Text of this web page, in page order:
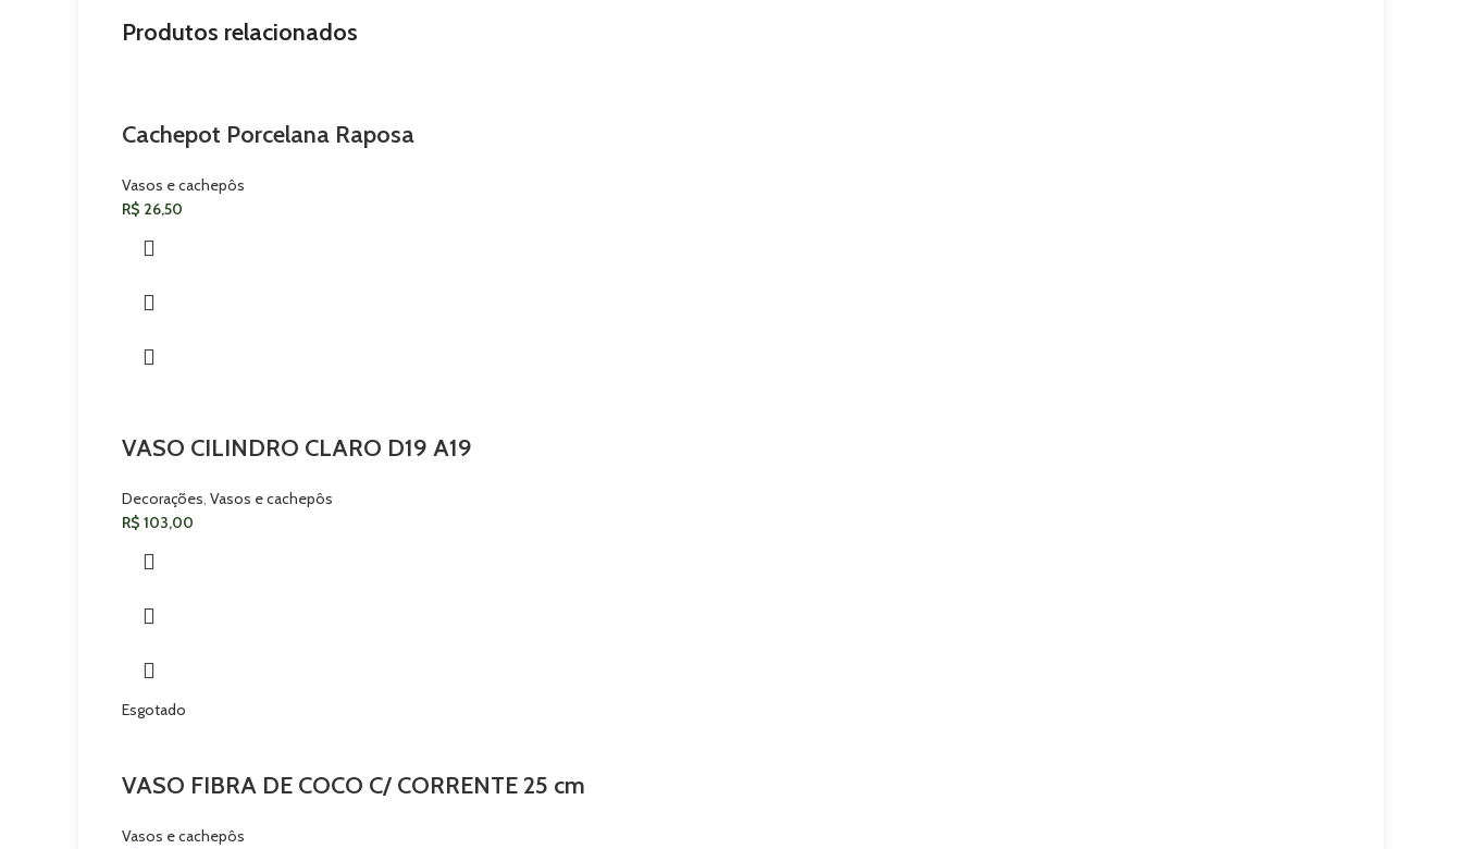
Produtos relacionados
Cachepot Porcelana Raposa
Vasos e cachepôs
R$ 26,50
VASO CILINDRO CLARO D19 A19
Decorações, Vasos e cachepôs
R$ 103,00
Esgotado
VASO FIBRA DE COCO C/ CORRENTE 25 cm
Vasos e cachepôs